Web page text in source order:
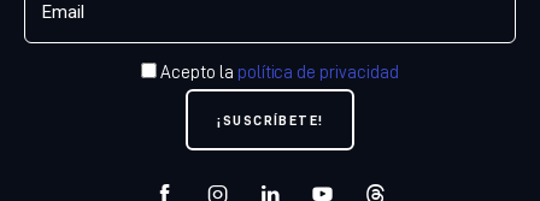
Acepto la política de privacidad